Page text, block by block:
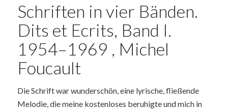
Schriften in vier Bänden.
Dits et Ecrits, Band I.
1954–1969 , Michel
Foucault
Die Schrift war wunderschön, eine lyrische, fließende
Melodie, die meine kostenloses beruhigte und mich in